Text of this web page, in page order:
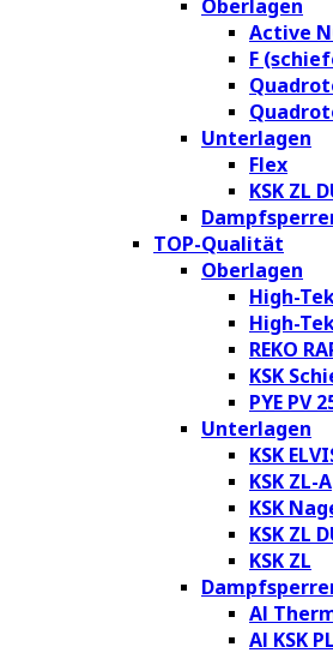
Oberlagen
Active
F
Unterlagen
Flex
KSK ZL
TOP-Qualität
Oberlagen
High-
High-
REKO
KSK
PYE PV
Unterlagen
KSK
KSK ZL-A
KSK
KSK ZL
KSK ZL
Al
Al KSK